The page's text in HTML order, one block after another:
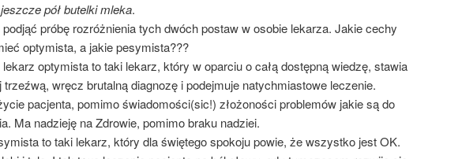
pół butelki mleka.
próbę rozróżnienia tych dwóch postaw w osobie lekarza. Jakie cechy
optymista, a jakie pesymista???
optymista to taki lekarz, który w oparciu o całą dostępną wiedzę, stawia
trzeźwą, wręcz brutalną diagnozę i podejmuje natychmiastowe leczenie.
pacjenta, pomimo świadomości(sic!) złożoności problemów jakie są do
Ma nadzieję na Zdrowie, pomimo braku nadziei.
to taki lekarz, który dla świętego spokoju powie, że wszystko jest OK.